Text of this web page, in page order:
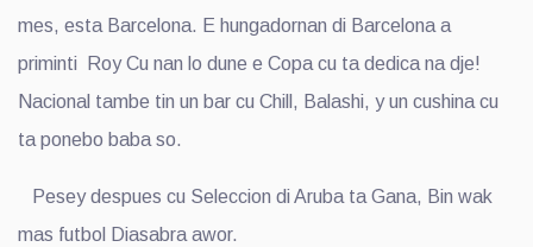
mes, esta Barcelona. E hungadornan di Barcelona a
priminti Roy Cu nan lo dune e Copa cu ta dedica na dje!
Nacional tambe tin un bar cu Chill, Balashi, y un cushina cu
ta ponebo baba so.
Pesey despues cu Seleccion di Aruba ta Gana, Bin wak
mas futbol Diasabra awor.